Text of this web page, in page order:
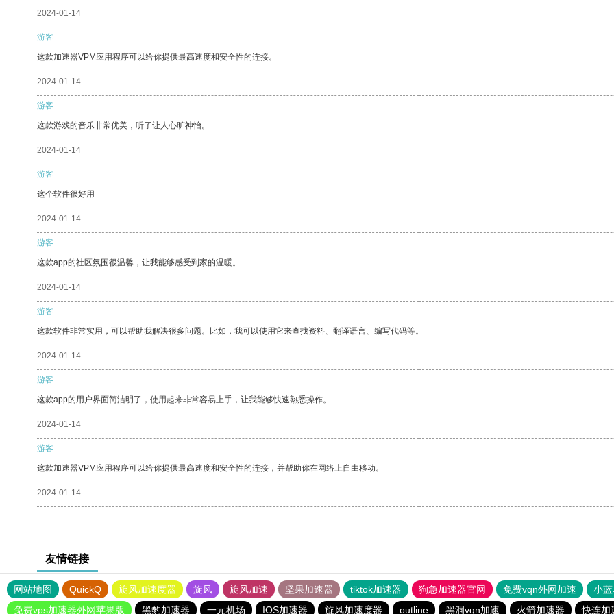
2024-01-14
游客
这款加速器VPM应用程序可以给你提供最高速度和安全性的连接。
2024-01-14
游客
这款游戏的音乐非常优美，听了让人心旷神怡。
2024-01-14
游客
这个软件很好用
2024-01-14
游客
这款app的社区氛围很温馨，让我能够感受到家的温暖。
2024-01-14
游客
这款软件非常实用，可以帮助我解决很多问题。比如，我可以使用它来查找资料、翻译语言、编写代码等。
2024-01-14
游客
这款app的用户界面简洁明了，使用起来非常容易上手，让我能够快速熟悉操作。
2024-01-14
游客
这款加速器VPM应用程序可以给你提供最高速度和安全性的连接，并帮助你在网络上自由移动。
2024-01-14
友情链接
网站地图 QuickQ 旋风加速度器 旋风 旋风加速 坚果加速器 tiktok加速器 狗急加速器官网 免费vqn外网加速
小
免费vps加速器外网苹果版
黑豹加速器 一元机场 IOS加速器 旋风加速度器 outline 黑洞vqn加速 火箭加速器 快连加